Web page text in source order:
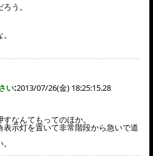
う。
い:2013/07/26(金) 18:25:15.28
なんてもってのほか。
示灯を置いて非常階段から急いで道